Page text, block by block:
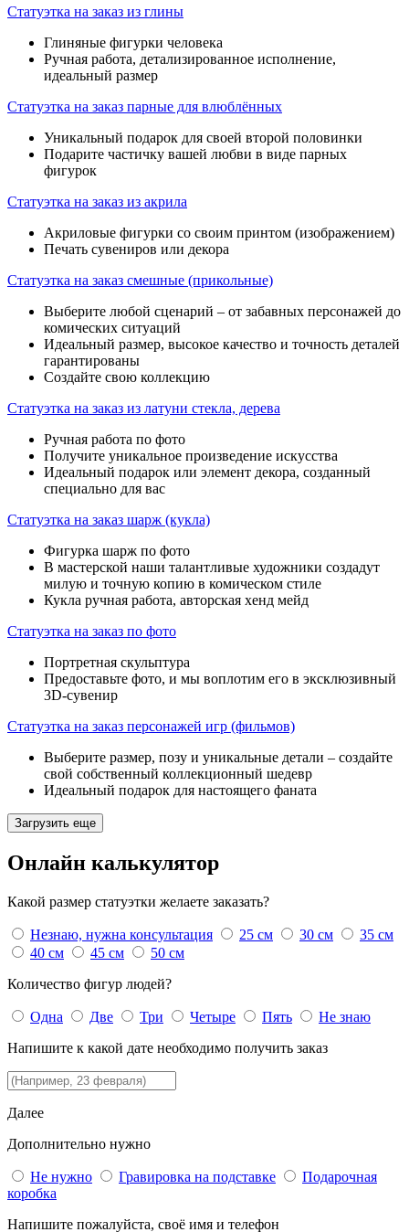
Статуэтка на заказ из глины
Глиняные фигурки человека
Ручная работа, детализированное исполнение,
идеальный размер
Статуэтка на заказ парные для влюблённых
Уникальный подарок для своей второй половинки
Подарите частичку вашей любви в виде парных
фигурок
Статуэтка на заказ из акрила
Акриловые фигурки со своим принтом (изображением)
Печать сувениров или декора
Статуэтка на заказ смешные (прикольные)
Выберите любой сценарий – от забавных персонажей до
комических ситуаций
Идеальный размер, высокое качество и точность деталей
гарантированы
Создайте свою коллекцию
Статуэтка на заказ из латуни стекла, дерева
Ручная работа по фото
Получите уникальное произведение искусства
Идеальный подарок или элемент декора, созданный
специально для вас
Статуэтка на заказ шарж (кукла)
Фигурка шарж по фото
В мастерской наши талантливые художники создадут
милую и точную копию в комическом стиле
Кукла ручная работа, авторская хенд мейд
Статуэтка на заказ по фото
Портретная скульптура
Предоставьте фото, и мы воплотим его в эксклюзивный
3D-сувенир
Статуэтка на заказ персонажей игр (фильмов)
Выберите размер, позу и уникальные детали – создайте
свой собственный коллекционный шедевр
Идеальный подарок для настоящего фаната
Загрузить еще
Онлайн калькулятор
Какой размер статуэтки желаете заказать?
Незнаю, нужна консультация 25 см 30 см
35 см
40 см
45 см
50 см
Количество фигур людей?
Одна Две Три Четыре Пять
Не знаю
Напишите к какой дате необходимо получить заказ
Далее
Дополнительно нужно
Не нужно Гравировка на подставке
Подарочная
коробка
Напишите пожалуйста, своё имя и телефон